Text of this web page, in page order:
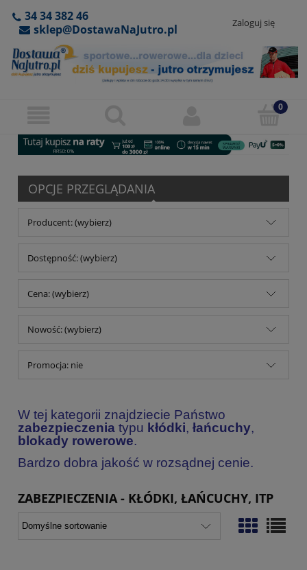
34 34 382 46
sklep@DostawaNaJutro.pl
Zaloguj się
OPCJE PRZEGLĄDANIA
Producent: (wybierz)
Dostępność: (wybierz)
Cena: (wybierz)
Nowość: (wybierz)
Promocja: nie
W tej kategorii znajdziecie Państwo
zabezpieczenia typu kłódki, łańcuchy,
blokady rowerowe.
Bardzo dobra jakość w rozsądnej cenie.
ZABEZPIECZENIA - KŁÓDKI, ŁAŃCUCHY, ITP